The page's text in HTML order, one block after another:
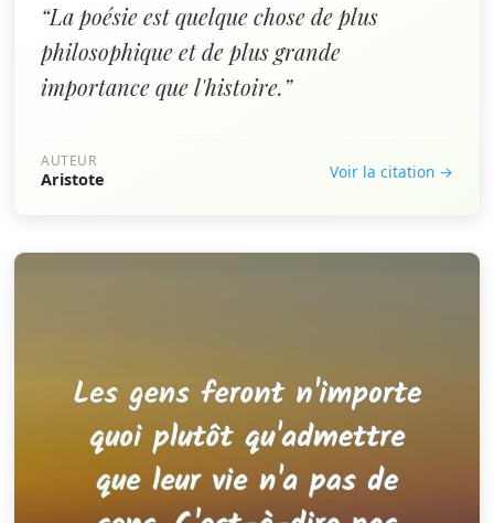
“La poésie est quelque chose de plus
philosophique et de plus grande
importance que l'histoire.”
AUTEUR
Aristote Voir la citation →